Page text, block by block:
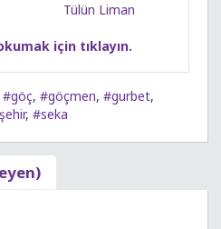
Tülün Liman
için tıklayın.
#göç, #göçmen, #gurbet,
, #seka